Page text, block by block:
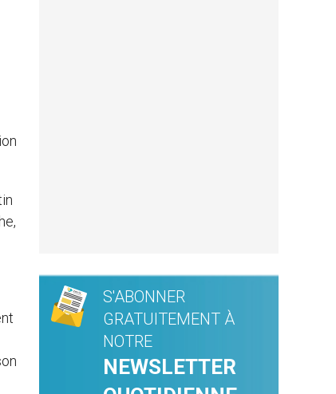
S'ABONNER
GRATUITEMENT À
NOTRE
NEWSLETTER